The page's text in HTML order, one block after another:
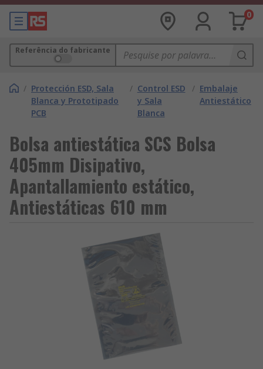
0
Referência do fabricante
/ Protección ESD, Sala
Blanca y Prototipado
PCB
/ Control ESD
y Sala
Blanca
/ Embalaje
Antiestático
Bolsa antiestática SCS Bolsa
405mm Disipativo,
Apantallamiento estático,
Antiestáticas 610 mm